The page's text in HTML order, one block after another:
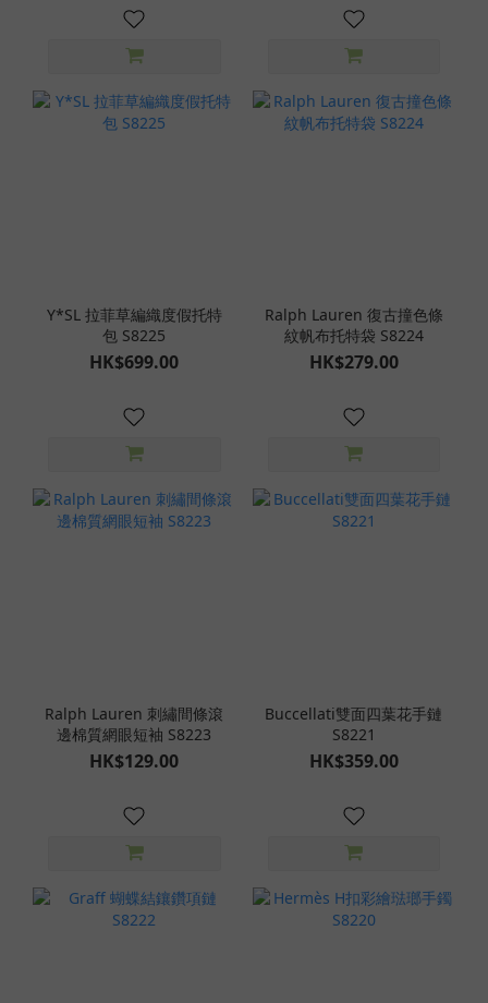
Y*SL 拉菲草編織度假托特
包 S8225
HK$699.00
Ralph Lauren 復古撞色條
紋帆布托特袋 S8224
HK$279.00
Ralph Lauren 刺繡間條滾
邊棉質網眼短袖 S8223
HK$129.00
Buccellati雙面四葉花手鏈
S8221
HK$359.00